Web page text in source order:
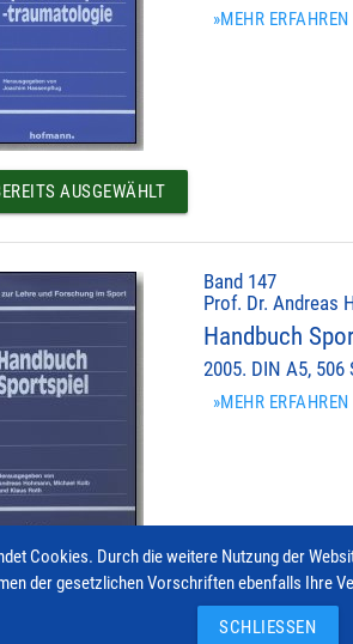
»MEHR
AUSGEWÄHLT
Band 147
Prof. Dr. Andreas
Handbuch
2005. DIN A5, 506
»MEHR
AUSGEWÄHLT
Cookies. Durch die weitere Nutzung der
der gesetzlichen Vorschriften ebenfalls Ihre
SCHLIESSEN